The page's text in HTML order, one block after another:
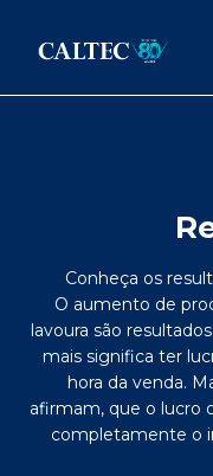
Conheça os
O aumento de
lavoura são
mais significa ter
hora da venda.
afirmam, que o lucro
completamente o